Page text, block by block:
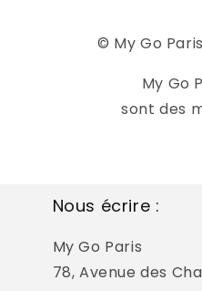
© My Go
My Go
sont des
Nous écrire :
My Go Paris
78, Avenue des